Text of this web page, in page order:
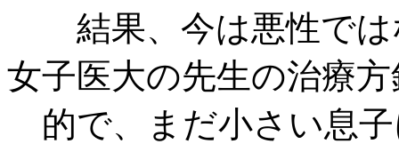
結果、今は悪性では
女子医大の先生の治療
的で、まだ小さい息